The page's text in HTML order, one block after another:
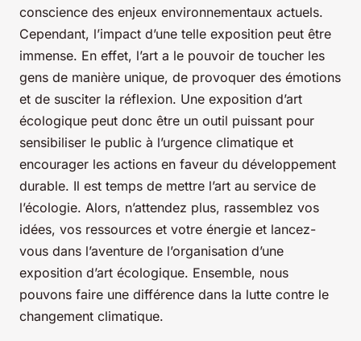
conscience des enjeux environnementaux actuels.
Cependant, l’impact d’une telle exposition peut être
immense. En effet, l’art a le pouvoir de toucher les
gens de manière unique, de provoquer des émotions
et de susciter la réflexion. Une exposition d’art
écologique peut donc être un outil puissant pour
sensibiliser le public à l’urgence climatique et
encourager les actions en faveur du développement
durable. Il est temps de mettre l’art au service de
l’écologie. Alors, n’attendez plus, rassemblez vos
idées, vos ressources et votre énergie et lancez-
vous dans l’aventure de l’organisation d’une
exposition d’art écologique. Ensemble, nous
pouvons faire une différence dans la lutte contre le
changement climatique.